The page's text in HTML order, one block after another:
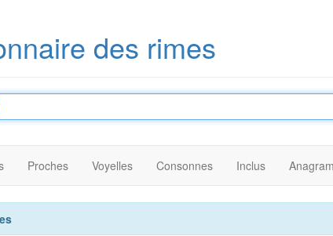
des rimes
Proches Voyelles Consonnes Inclus